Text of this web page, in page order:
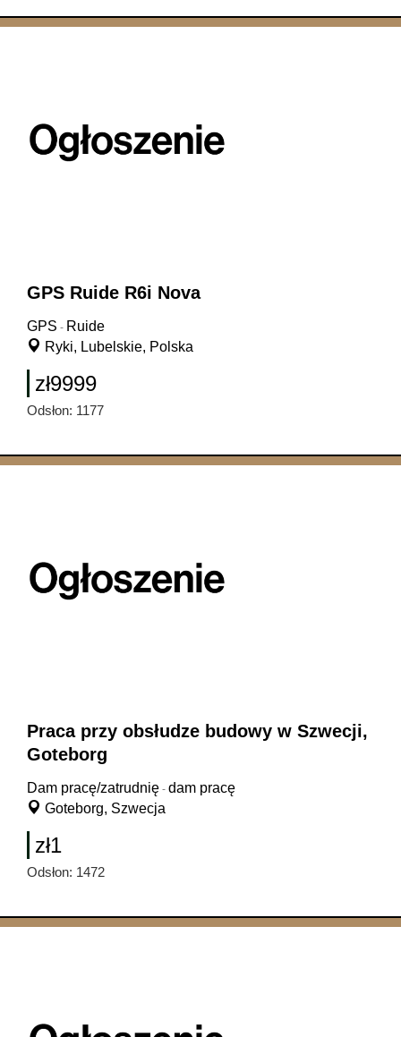
GPS Ruide R6i Nova
GPS - Ruide
Ryki, Lubelskie, Polska
zł9999
Odsłon: 1177
Praca przy obsłudze budowy w Szwecji,
Goteborg
Dam pracę/zatrudnię - dam pracę
Goteborg, Szwecja
zł1
Odsłon: 1472